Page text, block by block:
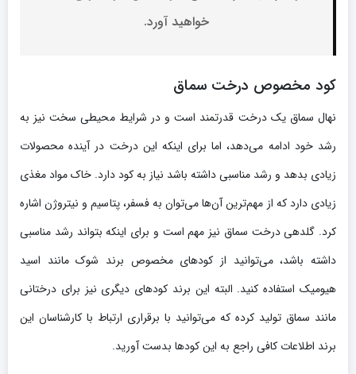
خواهید آورد.
کود مخصوص درخت سماق
نهال سماق یک درخت قدرتمند است و در شرایط محیطی سخت نیز به
رشد خود ادامه می‌دهد، اما برای اینکه این درخت در آینده محصولات
زیادی بدهد و رشد مناسبی داشته باشد نیاز به کود دارد. خاک مواد مغذی
زیادی دارد که از مهم‌ترین آن‌ها می‌توان به فسفر، پتاسیم و نیتروژن اشاره
کرد. گلدهی درخت سماق نیز مهم است و برای اینکه بتواند رشد مناسبی
داشته باشد، می‌توانید از کودهای مخصوص برند شوک مانند اسید
هیومیک استفاده کنید. البته این برند کودهای دیگری نیز برای درختانی
مانند سماق تولید کرده که می‌توانید با برقراری ارتباط با کارشناسان این
برند اطلاعات کافی راجع به این کودها بدست آورید.